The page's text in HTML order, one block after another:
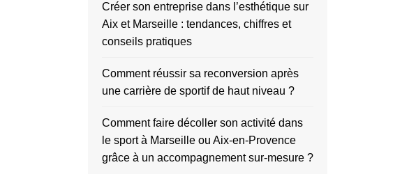
Créer son entreprise dans l’esthétique sur
Aix et Marseille : tendances, chiffres et
conseils pratiques
Comment réussir sa reconversion après
une carrière de sportif de haut niveau ?
Comment faire décoller son activité dans
le sport à Marseille ou Aix-en-Provence
grâce à un accompagnement sur-mesure ?